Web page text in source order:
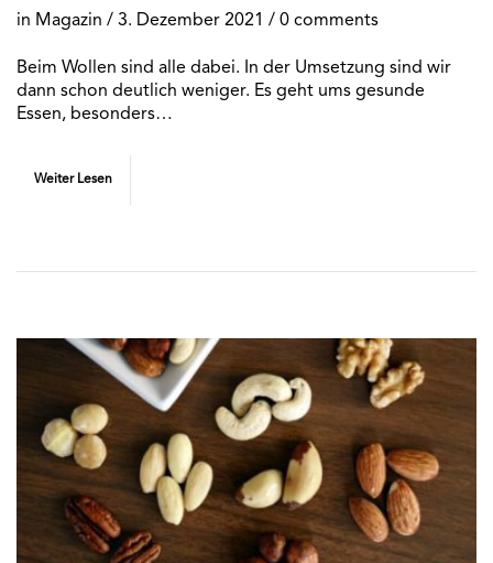
in Magazin / 3. Dezember 2021 / 0 comments
Beim Wollen sind alle dabei. In der Umsetzung sind wir
dann schon deutlich weniger. Es geht ums gesunde
Essen, besonders…
Weiter Lesen